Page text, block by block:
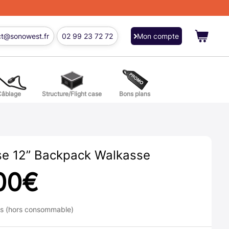
02 99 23 72 72 Mon compte
Structure/Flight case Bons plans
12” Backpack Walkasse
€
(hors consommable)